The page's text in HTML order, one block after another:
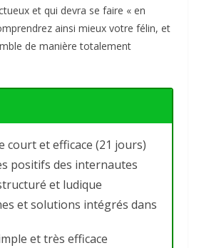
et qui devra se faire « en
ainsi mieux votre félin, et
de manière totalement
court et efficace (21 jours)
positifs des internautes
et ludique
et solutions intégrés dans
et très efficace